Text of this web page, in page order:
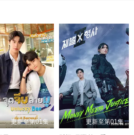
更新至第01集 更新至第01集